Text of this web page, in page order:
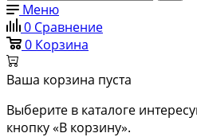
Меню
0 Сравнение
0 Корзина
Ваша корзина пуста
Выберите в каталоге
кнопку «В корзину».